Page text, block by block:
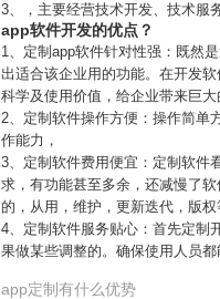
3、，主要经营技术开发、技术服
app软件开发的优点？
1、定制app软件针对性强：既然
出适合该企业用的功能。在开发
科学及使用价值，给企业带来巨大
2、定制软件操作方便：操作简单
作能力，
3、定制软件费用便宜：定制软件
求，有功能甚至多余，还减慢了
的，从用，维护，更新迭代，版
4、定制软件服务贴心：首先定制
果做某些调整的。确保使用人员都
app定制有什么优势